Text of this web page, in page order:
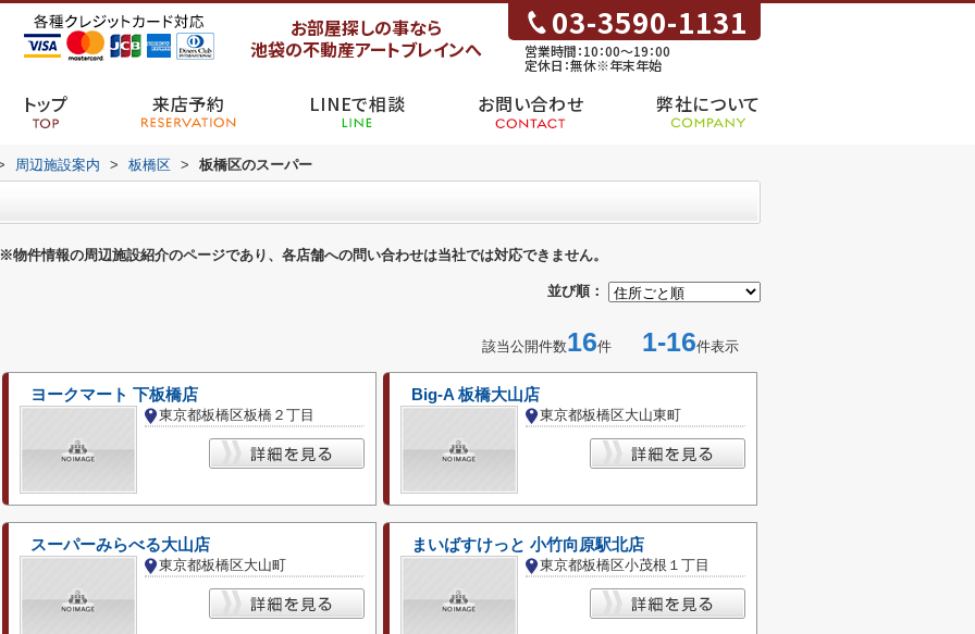
お部屋探しの事なら
池袋の不動産アートブレインへ
03-3590-1131
営業時間：10：00～19：00
定休日：無休※年末年始
トップ 来店予約 LINEで相談 お問い合わせ 弊社について
周辺施設案内 > 板橋区 > 板橋区のスーパー
※物件情報の周辺施設紹介のページであり、各店舗への問い合わせは当社では対応できません。
並び順：
該当公開件数16件 1-16件表示
ヨークマート 下板橋店
東京都板橋区板橋２丁目
Big-A 板橋大山店
東京都板橋区大山東町
スーパーみらべる大山店
東京都板橋区大山町
まいばすけっと 小竹向原駅北店
東京都板橋区小茂根１丁目